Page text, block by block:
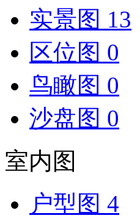
实景图 13
区位图 0
鸟瞰图 0
沙盘图 0
室内图
户型图 4